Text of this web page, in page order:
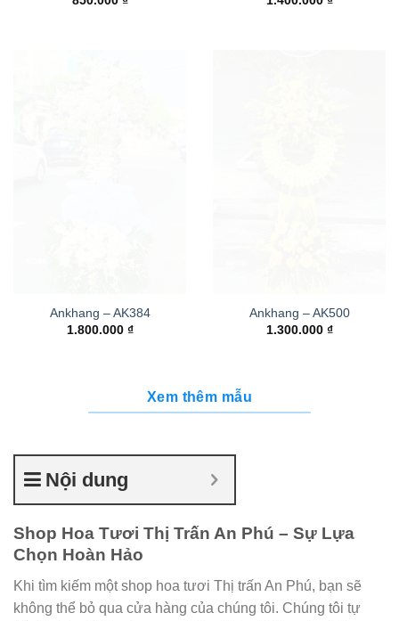
Ankhang – AK384
1.800.000 ₫
Ankhang – AK500
1.300.000 ₫
Xem thêm mẫu
Nội dung
Shop Hoa Tươi Thị Trấn An Phú – Sự Lựa
Chọn Hoàn Hảo
Khi tìm kiếm một shop hoa tươi Thị trấn An Phú, bạn sẽ
không thể bỏ qua cửa hàng của chúng tôi. Chúng tôi tự